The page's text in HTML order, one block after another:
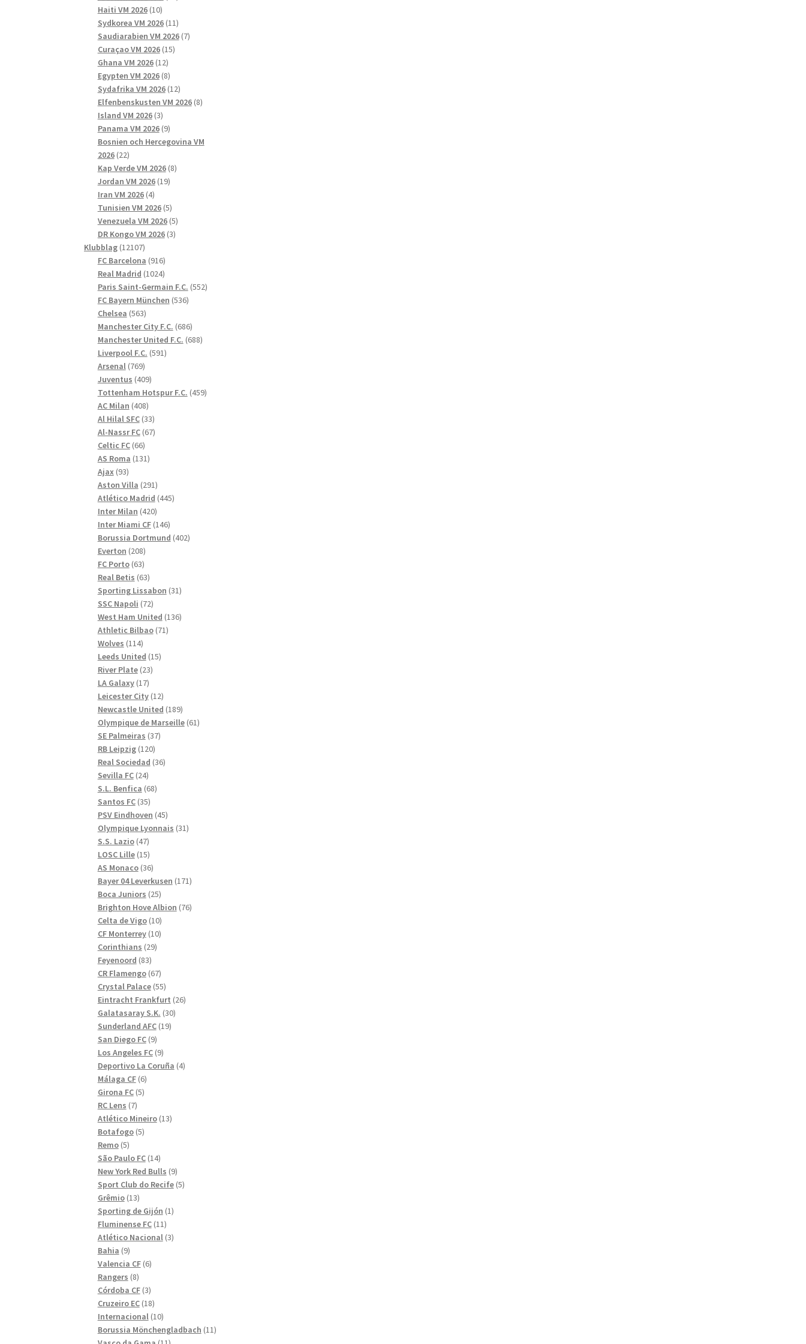
Haiti VM 2026 1010
produkter
Sydkorea VM 2026 1111
produkter
Saudiarabien VM 2026 77
Curaçao VM 2026 1515
Ghana VM 2026 1212
produkter
Egypten VM 2026 88
produkter
Sydafrika VM 2026 1212
produkter
Elfenbenskusten VM 2026 88
Island VM 2026 33
produkter
Panama VM 2026 99
produkter
Bosnien och Hercegovina VM
2026 2222
produkter
Kap Verde VM 2026 88
Jordan VM 2026 1919
Iran VM 2026 44
produkter
Tunisien VM 2026 55
produkter
Venezuela VM 2026 55
produkter
DR Kongo VM 2026 33
Klubblag 1210712107
produkter
FC Barcelona 916916
produkter
Real Madrid 10241024
produkter
Paris Saint-Germain F.C. 552552
FC Bayern München 536536
Chelsea 563563
produkter
Manchester City F.C. 686686
produkter
Manchester United F.C. 688688
Liverpool F.C. 591591
Arsenal 769769
produkter
Juventus 409409
produkter
Tottenham Hotspur F.C. 459459
AC Milan 408408
produkter
Al Hilal SFC 3333
produkter
Al-Nassr FC 6767
Celtic FC 6666
produkter
AS Roma 131131
Ajax 9393
produkter
Aston Villa 291291
produkter
Atlético Madrid 445445
Inter Milan 420420
produkter
Inter Miami CF 146146
produkter
Borussia Dortmund 402402
Everton 208208
produkter
FC Porto 6363
produkter
Real Betis 6363
produkter
Sporting Lissabon 3131
SSC Napoli 7272
produkter
West Ham United 136136
Athletic Bilbao 7171
Wolves 114114
produkter
Leeds United 1515
River Plate 2323
LA Galaxy 1717
produkter
Leicester City 1212
produkter
Newcastle United 189189
produkter
Olympique de Marseille 6161
SE Palmeiras 3737
RB Leipzig 120120
produkter
Real Sociedad 3636
Sevilla FC 2424
produkter
S.L. Benfica 6868
Santos FC 3535
produkter
PSV Eindhoven 4545
produkter
Olympique Lyonnais 3131
S.S. Lazio 4747
produkter
LOSC Lille 1515
produkter
AS Monaco 3636
produkter
Bayer 04 Leverkusen 171171
Boca Juniors 2525
produkter
Brighton Hove Albion 7676
Celta de Vigo 1010
produkter
CF Monterrey 1010
Corinthians 2929
Feyenoord 8383
produkter
CR Flamengo 6767
produkter
Crystal Palace 5555
produkter
Eintracht Frankfurt 2626
Galatasaray S.K. 3030
Sunderland AFC 1919
San Diego FC 99
produkter
Los Angeles FC 99
produkter
Deportivo La Coruña 44
Málaga CF 66
produkter
Girona FC 55
RC Lens 77
produkter
Atlético Mineiro 1313
Botafogo 55
Remo 55
produkter
São Paulo FC 1414
produkter
New York Red Bulls 99
produkter
Sport Club do Recife 55
Grêmio 1313
produkter
Sporting de Gijón 11
Fluminense FC 1111
produkter
Atlético Nacional 33
Bahia 99
produkter
Valencia CF 66
Rangers 88
produkter
Córdoba CF 33
produkter
Cruzeiro EC 1818
produkter
Internacional 1010
produkter
Borussia Mönchengladbach 1111